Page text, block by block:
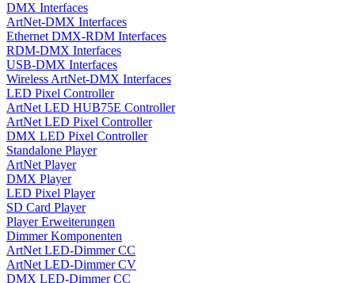
DMX Interfaces
ArtNet-DMX Interfaces
Ethernet DMX-RDM Interfaces
RDM-DMX Interfaces
USB-DMX Interfaces
Wireless ArtNet-DMX Interfaces
LED Pixel Controller
ArtNet LED HUB75E Controller
ArtNet LED Pixel Controller
DMX LED Pixel Controller
Standalone Player
ArtNet Player
DMX Player
LED Pixel Player
SD Card Player
Player Erweiterungen
Dimmer Komponenten
ArtNet LED-Dimmer CC
ArtNet LED-Dimmer CV
DMX LED-Dimmer CC